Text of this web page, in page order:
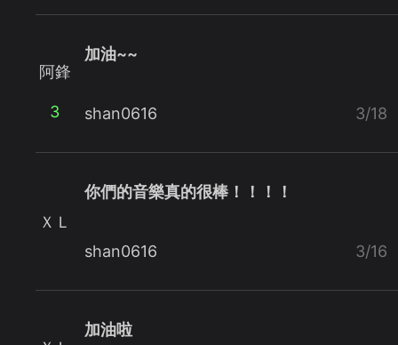
阿鋒
3
加油~~
shan0616 3/18
ＸＬ
你們的音樂真的很棒！！！！
shan0616 3/16
加油啦